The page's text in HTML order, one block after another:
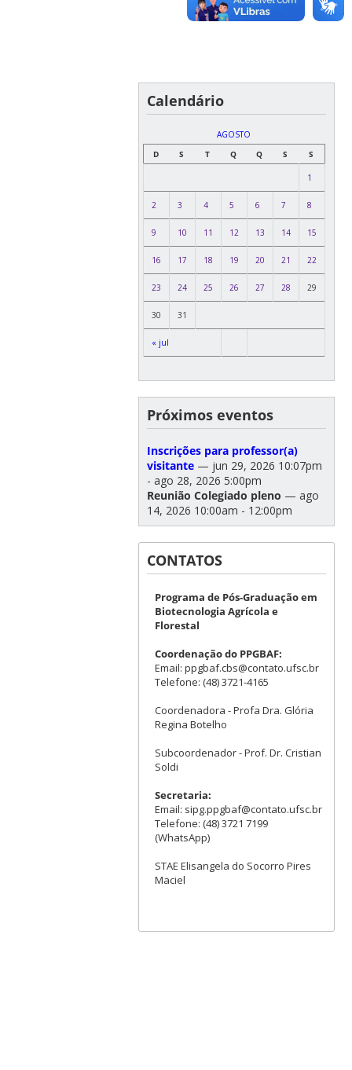
Calendário
AGOSTO
D
S T Q Q S S
« jul
1
2 3 4 5 6 7 8
9 10 11 12 13 14 15
16 17 18 19 20 21 22
23 24 25 26 27 28 29
30 31
Próximos eventos
Inscrições para professor(a)
visitante— jun 29, 2026 10:07pm
- ago 28, 2026 5:00pm
Reunião Colegiado pleno — ago
14, 2026 10:00am - 12:00pm
CONTATOS
Programa de Pós-Graduação em
Biotecnologia Agrícola e
Florestal
Coordenação do PPGBAF:
Email: ppgbaf.cbs@contato.ufsc.br
Telefone: (48) 3721-4165
Coordenadora - Profa Dra. Glória
Regina Botelho
Subcoordenador - Prof. Dr. Cristian
Soldi
Secretaria:
Email: sipg.ppgbaf@contato.ufsc.br
Telefone: (48) 3721 7199
(WhatsApp)
STAE Elisangela do Socorro Pires
Maciel